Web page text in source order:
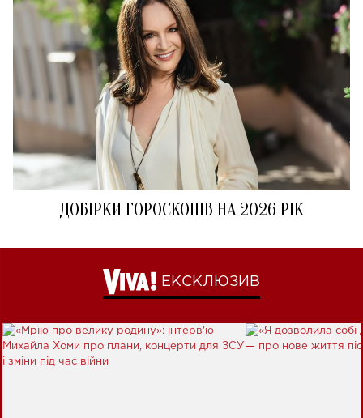
ДОБІРКИ ГОРОСКОПІВ НА 2026 РІК
ЕКСКЛЮЗИВ